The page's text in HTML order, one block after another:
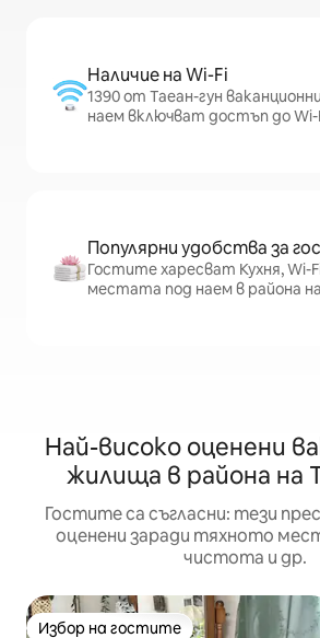
Наличие на Wi-Fi
1390 от Таеан-гун
наем включват достъп до Wi-
Популярни удобства за
Гостите харесват Кухня, Wi-
местата под наем в района
Най-високо оценени
жилища в района на
Гостите са съгласни: тези
оценени заради тяхното
чистота и др.
Избор на гостите